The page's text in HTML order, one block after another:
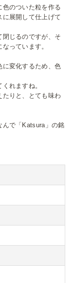
のついた粒を作る
に展開して仕上げて
じるのですが、そ
っています。
に変化するため、色
れますね。
りと、とても味わ
んで「Katsura」の銘